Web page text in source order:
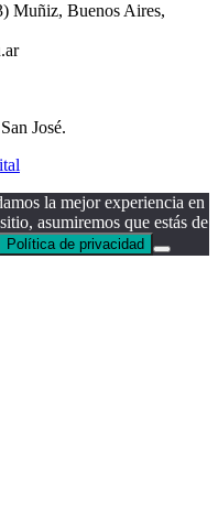
Muñiz, Buenos Aires,
José.
la mejor experiencia en
asumiremos que estás de
Política de privacidad